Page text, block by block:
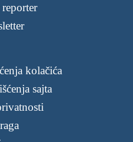
kolačića
sajta